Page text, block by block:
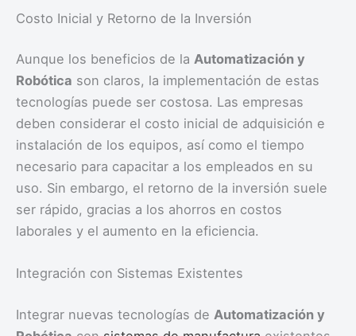
Costo Inicial y Retorno de la Inversión
Aunque los beneficios de la Automatización y
Robótica son claros, la implementación de estas
tecnologías puede ser costosa. Las empresas
deben considerar el costo inicial de adquisición e
instalación de los equipos, así como el tiempo
necesario para capacitar a los empleados en su
uso. Sin embargo, el retorno de la inversión suele
ser rápido, gracias a los ahorros en costos
laborales y el aumento en la eficiencia.
Integración con Sistemas Existentes
Integrar nuevas tecnologías de Automatización y